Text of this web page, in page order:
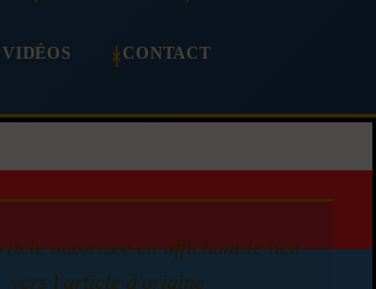
VIDÉOS CONTACT
autorisée en affichant le lien
vers l'article d'origine